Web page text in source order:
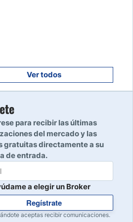
Leer reseña
Ver todos
para recibir las últimas
del mercado y las
gratuitas directamente a su
de entrada.
a elegir un Broker
Regístrate
aceptas recibir comunicaciones.